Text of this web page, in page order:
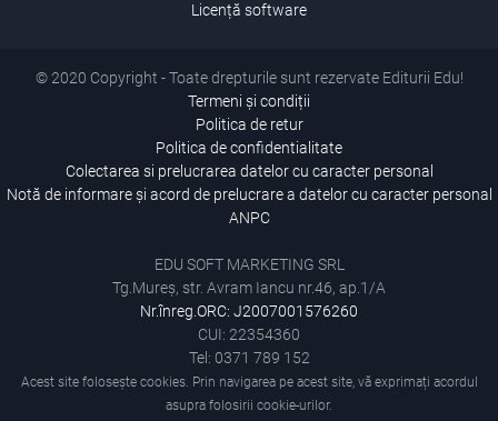
Licență software
© 2020 Copyright - Toate drepturile sunt rezervate Editurii Edu!
Termeni și condiții
Politica de retur
Politica de confidentialitate
Colectarea si prelucrarea datelor cu caracter personal
Notă de informare și acord de prelucrare a datelor cu caracter personal
ANPC
EDU SOFT MARKETING SRL
Tg.Mureș, str. Avram Iancu nr.46, ap.1/A
Nr.înreg.ORC: J2007001576260
CUI: 22354360
Tel: 0371 789 152
Acest site folosește cookies. Prin navigarea pe acest site, vă exprimați acordul
asupra folosirii cookie-urilor.